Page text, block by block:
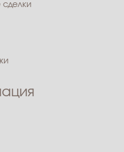
сделки